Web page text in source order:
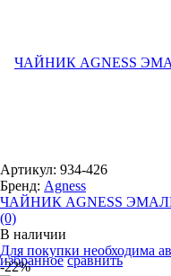
избранное сравнить
Артикул: 934-426
Бренд: Agness
ЧАЙНИК AGNESS
(0)
В наличии
Для покупки необходима
-22%